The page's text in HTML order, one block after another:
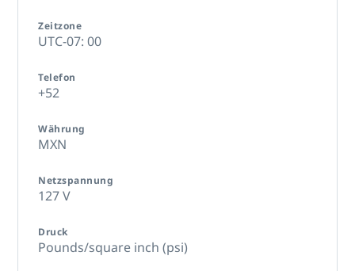
Zeitzone
UTC-07: 00
Telefon
+52
Währung
MXN
Netzspannung
127 V
Druck
Pounds/square inch (psi)